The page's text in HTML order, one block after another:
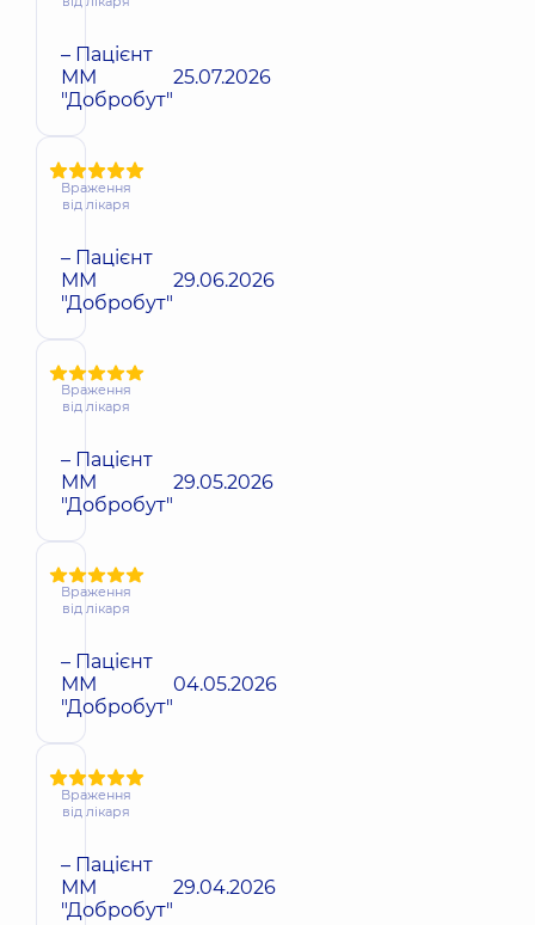
– Пацієнт
ММ
"Добробут"
25.07.2026
Враження
від лікаря
– Пацієнт
ММ
"Добробут"
29.06.2026
Враження
від лікаря
– Пацієнт
ММ
"Добробут"
29.05.2026
Враження
від лікаря
– Пацієнт
ММ
"Добробут"
04.05.2026
Враження
від лікаря
– Пацієнт
ММ
"Добробут"
29.04.2026